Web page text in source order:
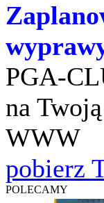
PGA-
na
WWW
pobierz
POLECAMY